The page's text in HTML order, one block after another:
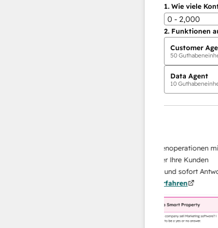
1. Wie viele
0 - 2,000
2. Funktionen
Customer
50
Data Agent
10
Skalieren Sie Ihrer Datenoperationen mit
KI-gestützten Agent, der Ihre Kunden
recherchiert, analysiert und sofort Antworten
Mehr erfahren